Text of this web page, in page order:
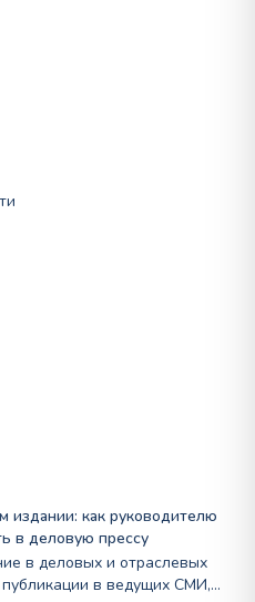
издании: как руководителю
в деловую прессу
в деловых и отраслевых
в ведущих СМИ,